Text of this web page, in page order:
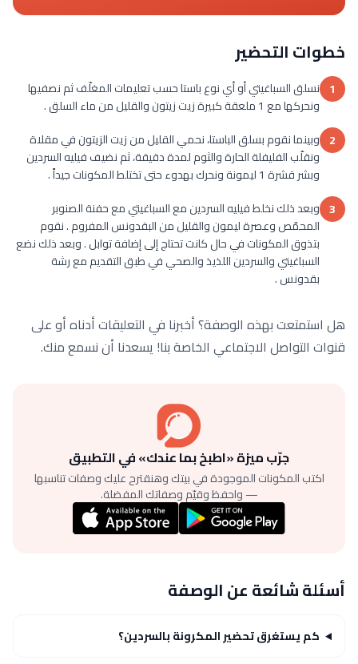
خطوات التحضير
1 نسلق السباغيتي أو أي نوع باستا حسب تعليمات المغلّف ثم نصفيها
ونحركها مع 1 ملعقة كبيرة زيت زيتون والقليل من ماء السلق .
2 وبينما نقوم بسلق الباستا، نحمي القليل من زيت الزيتون في مقلاة
ونقلّب الفليفلة الحارة والثوم لمدة دقيقة، ثم نضيف فيليه السردين
وبشر قشرة 1 ليمونة ونحرك بهدوء حتى تختلط المكونات جيداً .
3 وبعد ذلك نخلط فيليه السردين مع السباغيتي مع حفنة الصنوبر
المحمّص وعصرة ليمون والقليل من البقدونس المفروم . نقوم
بتذوق المكونات في حال كانت تحتاج إلى إضافة توابل . وبعد ذلك نضع
السباغيتي والسردين اللذيذ والصحي في طبق التقديم مع رشة
بقدونس .
هل استمتعت بهذه الوصفة؟ أخبرنا في التعليقات أدناه أو على
قنوات التواصل الاجتماعي الخاصة بنا! يسعدنا أن نسمع منك.
جرّب ميزة «اطبخ بما عندك» في التطبيق
اكتب المكونات الموجودة في بيتك وهنقترح عليك وصفات تناسبها
— واحفظ وقيّم وصفاتك المفضلة.
أسئلة شائعة عن الوصفة
كم يستغرق تحضير المكرونة بالسردين؟